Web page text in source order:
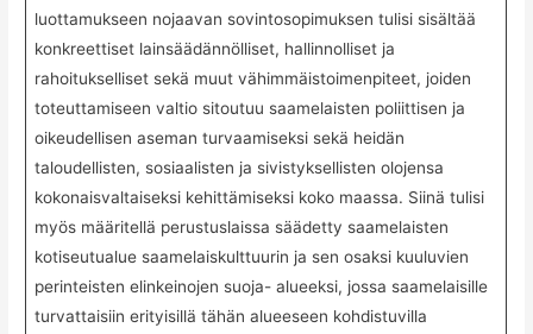
luottamukseen nojaavan sovintosopimuksen tulisi sisältää
konkreettiset lainsäädännölliset, hallinnolliset ja
rahoitukselliset sekä muut vähimmäistoimenpiteet, joiden
toteuttamiseen valtio sitoutuu saamelaisten poliittisen ja
oikeudellisen aseman turvaamiseksi sekä heidän
taloudellisten, sosiaalisten ja sivistyksellisten olojensa
kokonaisvaltaiseksi kehittämiseksi koko maassa. Siinä tulisi
myös määritellä perustuslaissa säädetty saamelaisten
kotiseutualue saamelaiskulttuurin ja sen osaksi kuuluvien
perinteisten elinkeinojen suoja- alueeksi, jossa saamelaisille
turvattaisiin erityisillä tähän alueeseen kohdistuvilla